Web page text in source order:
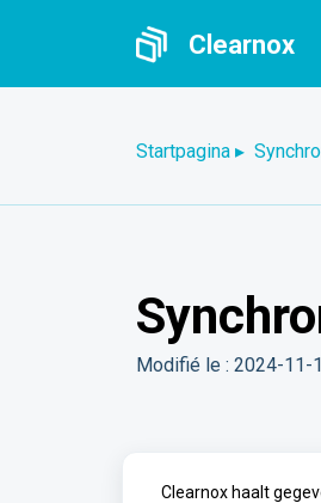
Clearnox
Startpagina ▸
Modifié le : 2024-11-
Clearnox haalt